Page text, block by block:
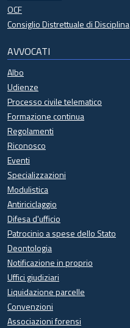
OCF
Consiglio Distrettuale di Disciplina
AVVOCATI
Albo
Udienze
Processo civile telematico
Formazione continua
Regolamenti
Riconosco
Eventi
Specializzazioni
Modulistica
Antiriciclaggio
Difesa d'ufficio
Patrocinio a spese dello Stato
Deontologia
Notificazione in proprio
Uffici giudiziari
Liquidazione parcelle
Convenzioni
Associazioni forensi